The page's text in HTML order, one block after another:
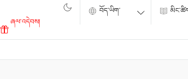
ཞལ་འདེབས།